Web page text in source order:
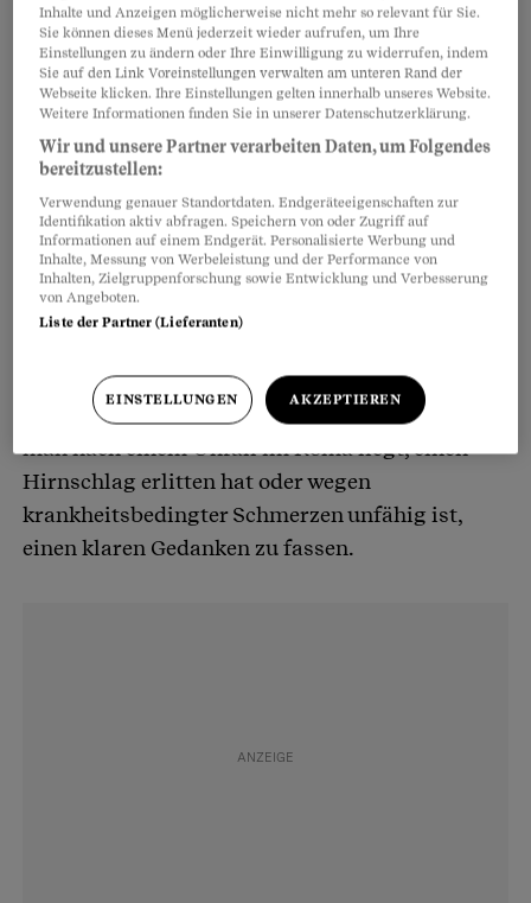
Die Szene ist erfunden, aber alltäglich. Solche
Situationen können vermieden werden, wenn
einer Patientenverfügungfestgehalten wurde,
wie in einem solchen Fall vorzugehen sei.
Mit dieser Verfügung kann man in gesunden
man einmal nicht mehr in der Lage sein könnte,
eigene Wünsche zu äussern. Zum Beispiel wenn
man nach einem Unfall im Koma liegt, einen
Hirnschlag erlitten hat oder wegen
krankheitsbedingter Schmerzen unfähig ist,
einen klaren Gedanken zu fassen.
Inhalte und Anzeigen möglicherweise nicht mehr so relevant für Sie.
Sie können dieses Menü jederzeit wieder aufrufen, um Ihre
Einstellungen zu ändern oder Ihre Einwilligung zu widerrufen, indem
Sie auf den Link Voreinstellungen verwalten am unteren Rand der
Webseite klicken. Ihre Einstellungen gelten innerhalb unseres Website.
Weitere Informationen finden Sie in unserer Datenschutzerklärung.
Wir und unsere Partner verarbeiten Daten, um Folgendes
bereitzustellen:
Verwendung genauer Standortdaten. Endgeräteeigenschaften zur
Identifikation aktiv abfragen. Speichern von oder Zugriff auf
Informationen auf einem Endgerät. Personalisierte Werbung und
Inhalte, Messung von Werbeleistung und der Performance von
Inhalten, Zielgruppenforschung sowie Entwicklung und Verbesserung
von Angeboten.
Liste der Partner (Lieferanten)
EINSTELLUNGEN AKZEPTIEREN